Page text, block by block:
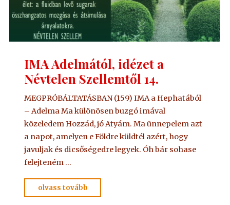
IMA Adelmától, idézet a
Névtelen Szellemtől 14.
MEGPRÓBÁLTATÁSBAN (159) IMA a Hephatából
– Adelma Ma különösen buzgó imával
közeledem Hozzád, jó Atyám. Ma ünnepelem azt
a napot, amelyen e Földre küldtél azért, hogy
javuljak és dicsőségedre legyek. Óh bár sohase
felejteném …
olvass tovább
Adelmától,